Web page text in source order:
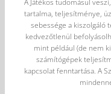
tartalma, teljesítménye,
sebessége a kiszolgáló
kedvezőtlenül
mint például (de nem
számítógépek
kapcsolat fenntartása. A